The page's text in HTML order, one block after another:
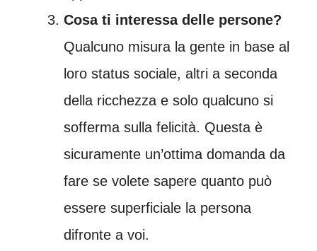
Cosa ti interessa delle persone?
Qualcuno misura la gente in base al
loro status sociale, altri a seconda
della ricchezza e solo qualcuno si
sofferma sulla felicità. Questa è
sicuramente un’ottima domanda da
fare se volete sapere quanto può
essere superficiale la persona
difronte a voi.